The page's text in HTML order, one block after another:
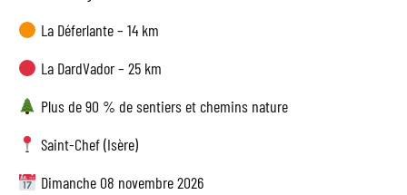
La Déferlante – 14 km
La DardVador – 25 km
Plus de 90 % de sentiers et chemins nature
Saint-Chef (Isère)
Dimanche 08 novembre 2026